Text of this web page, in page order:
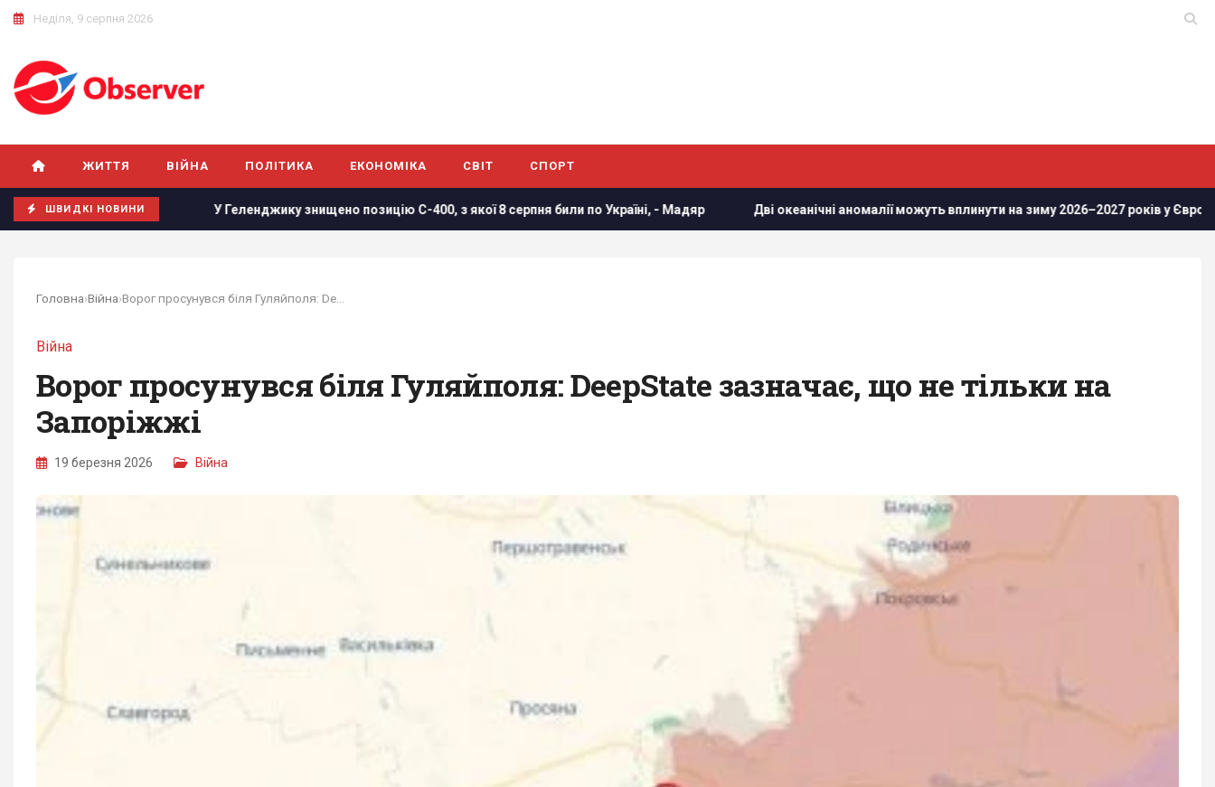
Неділя, 9 серпня 2026
ЖИТТЯ ВІЙНА ПОЛІТИКА ЕКОНОМІКА СВІТ СПОРТ
ШВИДКІ НОВИНИ
війни У Геленджику знищено позицію С-400, з якої 8 серпня били по Україні, - Мадяр Дві океанічні аномалії можуть вплинути на зиму 2026–2027 років у Європі
Головна›Війна›
Війна
Ворог просунувся біля Гуляйполя: DeepState зазначає, що не тільки на
Запоріжжі
19 березня 2026 Війна